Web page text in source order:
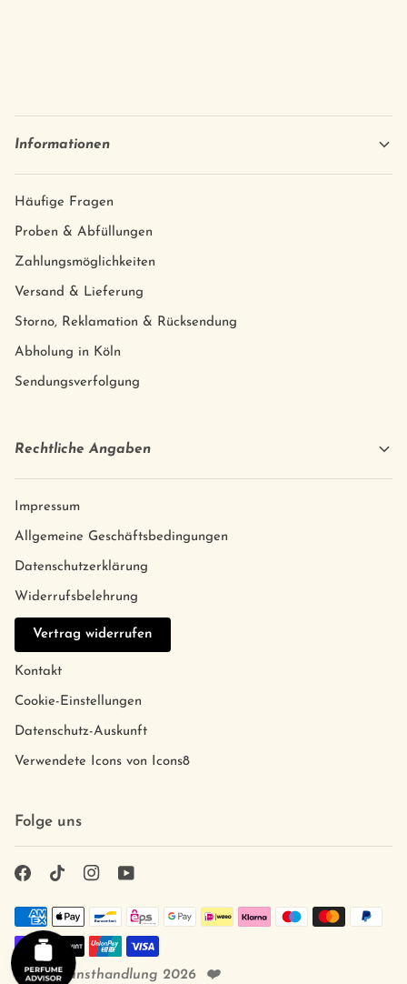
Informationen
Häufige Fragen
Proben & Abfüllungen
Zahlungsmöglichkeiten
Versand & Lieferung
Storno, Reklamation & Rücksendung
Abholung in Köln
Sendungsverfolgung
Rechtliche Angaben
Impressum
Allgemeine Geschäftsbedingungen
Datenschutzerklärung
Widerrufsbelehrung
Vertrag widerrufen
Kontakt
Cookie-Einstellungen
Datenschutz-Auskunft
Verwendete Icons von Icons8
Folge uns
©Duftkunsthandlung 2026 ❤️